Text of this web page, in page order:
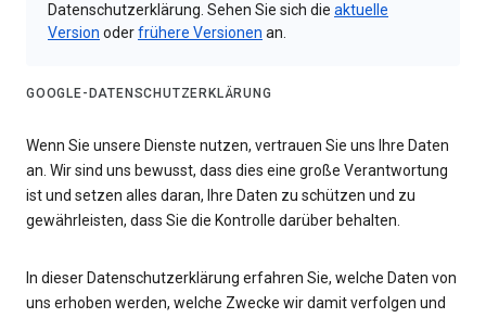
Datenschutzerklärung. Sehen Sie sich die aktuelle
Version oderfrühere Versionen an.
GOOGLE-DATENSCHUTZERKLÄRUNG
Wenn Sie unsere Dienste nutzen, vertrauen Sie uns Ihre Daten
an. Wir sind uns bewusst, dass dies eine große Verantwortung
ist und setzen alles daran, Ihre Daten zu schützen und zu
gewährleisten, dass Sie die Kontrolle darüber behalten.
In dieser Datenschutzerklärung erfahren Sie, welche Daten von
uns erhoben werden, welche Zwecke wir damit verfolgen und